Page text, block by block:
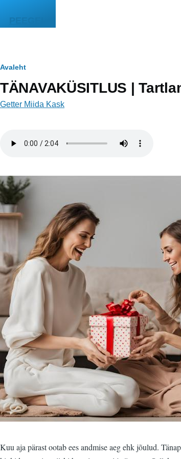
PEEGEL
Leivapuru
Avaleht
TÄNAVAKÜSITLUS |
Getter Miida Kask
Kuu aja pärast ootab ees andmise aeg ehk jõulud.